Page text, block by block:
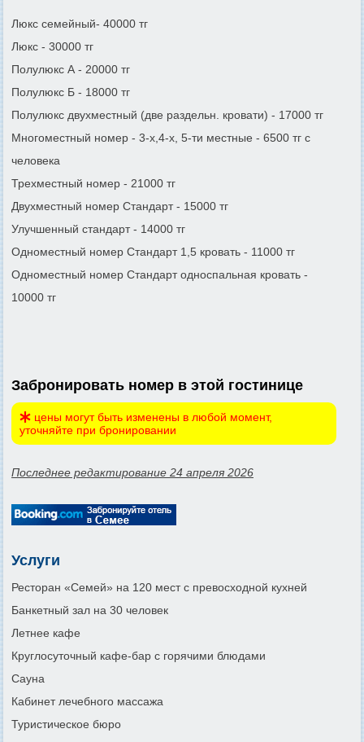
Люкс семейный- 40000 тг
Люкс - 30000 тг
Полулюкс А - 20000 тг
Полулюкс Б - 18000 тг
Полулюкс двухместный (две раздельн. кровати) - 17000 тг
Многоместный номер - 3-х,4-х, 5-ти местные - 6500 тг с
человека
Трехместный номер - 21000 тг
Двухместный номер Стандарт - 15000 тг
Улучшенный стандарт - 14000 тг
Одноместный номер Стандарт 1,5 кровать - 11000 тг
Одноместный номер Стандарт односпальная кровать -
10000 тг
Забронировать номер в этой гостинице
цены могут быть изменены в любой момент,
уточняйте при бронировании
Последнее редактирование 24 апреля 2026
Услуги
Ресторан «Семей» на 120 мест с превосходной кухней
Банкетный зал на 30 человек
Летнее кафе
Круглосуточный кафе-бар с горячими блюдами
Сауна
Кабинет лечебного массажа
Туристическое бюро